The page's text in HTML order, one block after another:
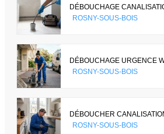
DÉBOUCHAGE
ROSNY-SOUS-BOIS
DÉBOUCHAGE URGENCE
ROSNY-SOUS-BOIS
DÉBOUCHER
ROSNY-SOUS-BOIS